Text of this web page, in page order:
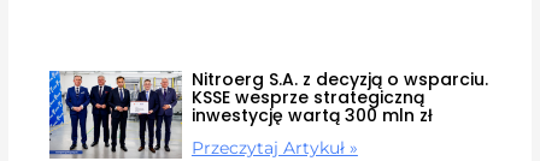
Nitroerg S.A. z decyzją o wsparciu.
KSSE wesprze strategiczną
inwestycję wartą 300 mln zł
Przeczytaj Artykuł »